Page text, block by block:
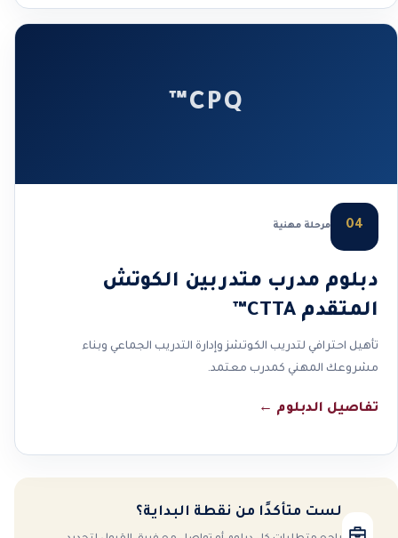
CPQ™
04 مرحلة مهنية
دبلوم مدرب متدربين الكوتش
المتقدم CTTA™
تأهيل احترافي لتدريب الكوتشز وإدارة التدريب الجماعي وبناء
مشروعك المهني كمدرب معتمد.
تفاصيل الدبلوم ←
لست متأكدًا من نقطة البداية؟